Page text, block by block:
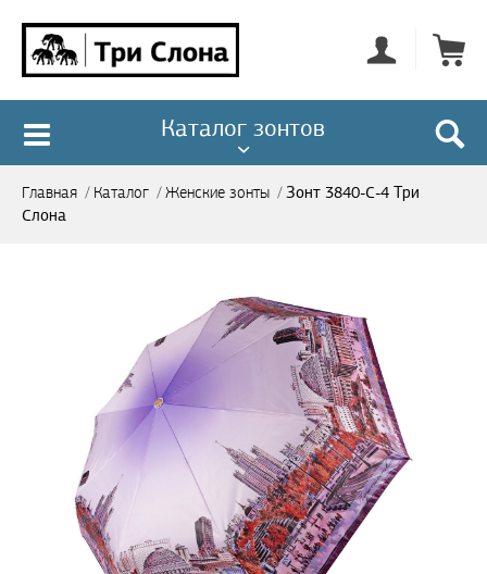
Каталог зонтов
Главная / Каталог /Женские зонты /Зонт 3840-C-4 Три
Слона